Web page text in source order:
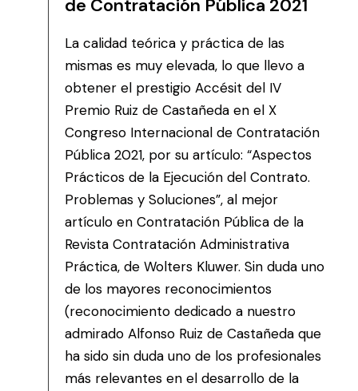
de Contratación Pública 2021
La calidad teórica y práctica de las
mismas es muy elevada, lo que llevo a
obtener el prestigio Accésit del IV
Premio Ruiz de Castañeda en el X
Congreso Internacional de Contratación
Pública 2021, por su artículo: “Aspectos
Prácticos de la Ejecución del Contrato.
Problemas y Soluciones”, al mejor
artículo en Contratación Pública de la
Revista Contratación Administrativa
Práctica, de Wolters Kluwer. Sin duda uno
de los mayores reconocimientos
(reconocimiento dedicado a nuestro
admirado Alfonso Ruiz de Castañeda que
ha sido sin duda uno de los profesionales
más relevantes en el desarrollo de la